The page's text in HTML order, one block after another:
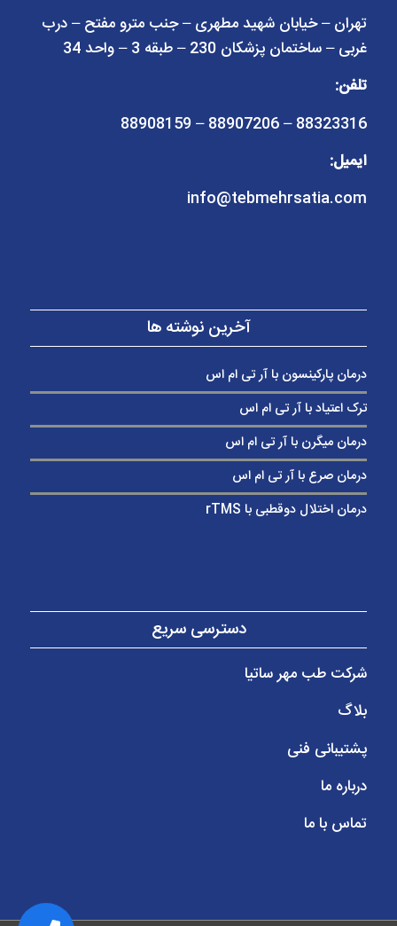
تهران – خیابان شهید مطهری – جنب مترو مفتح – درب
غربی – ساختمان پزشکان 230 – طبقه 3 – واحد 34
تلفن:
88323316 – 88907206 – 88908159
ایمیل:
info@tebmehrsatia.com
آخرین نوشته ها
درمان پارکینسون با آر تی ام اس
ترک اعتیاد با آر تی ام اس
درمان میگرن با آر تی ام اس
درمان صرع با آر تی ام اس
درمان اختلال دوقطبی با rTMS
دسترسی سریع
شرکت طب مهر ساتیا
بلاگ
پشتیبانی فنی
درباره ما
تماس با ما